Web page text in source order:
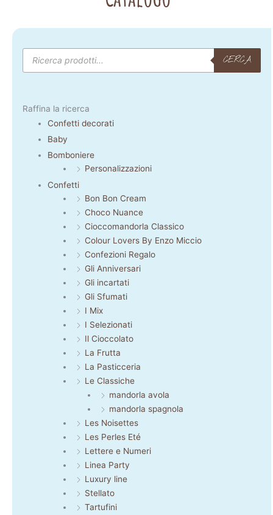
Products
search
CERCA
Raffina la ricerca
Confetti decorati
Baby
Bomboniere
Personalizzazioni
Confetti
Bon Bon Cream
Choco Nuance
Cioccomandorla Classico
Colour Lovers By Enzo Miccio
Confezioni Regalo
Gli Anniversari
Gli incartati
Gli Sfumati
I Mix
I Selezionati
Il Cioccolato
La Frutta
La Pasticceria
Le Classiche
mandorla avola
mandorla spagnola
Les Noisettes
Les Perles Eté
Lettere e Numeri
Linea Party
Luxury line
Stellato
Tartufini